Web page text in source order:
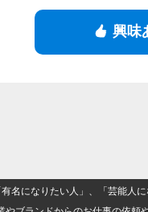
興味
名になりたい人」、「芸能人